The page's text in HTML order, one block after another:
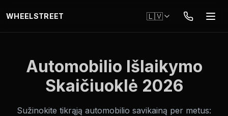
WHEELSTREET 🇱🇻
Automobilio Išlaikymo
Skaičiuoklė 2026
Sužinokite tikrąją automobilio savikainą per metus: